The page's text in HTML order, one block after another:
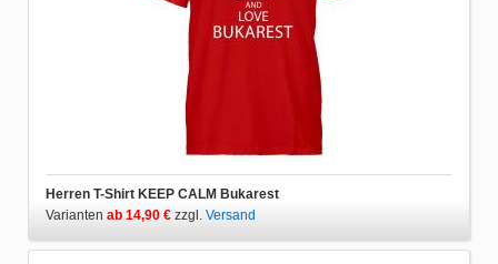
Herren T-Shirt KEEP CALM Bukarest
Varianten ab 14,90 € zzgl. Versand